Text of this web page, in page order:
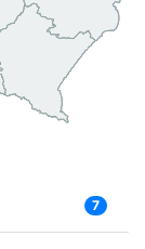
7